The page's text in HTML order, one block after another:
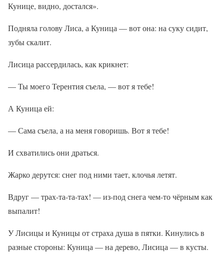
Кунице, видно, достался».
Подняла голову Лиса, а Куница — вот она: на суку сидит,
зубы скалит.
Лисица рассердилась, как крикнет:
— Ты моего Терентия съела, — вот я тебе!
А Куница ей:
— Сама съела, а на меня говоришь. Вот я тебе!
И схватились они драться.
Жарко дерутся: снег под ними тает, клочья летят.
Вдруг — трах-та-та-тах! — из-под снега чем-то чёрным как
выпалит!
У Лисицы и Куницы от страха душа в пятки. Кинулись в
разные стороны: Куница — на дерево, Лисица — в кусты.